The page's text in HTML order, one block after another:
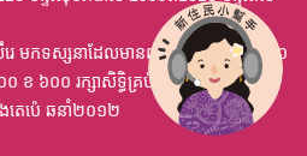
េ មកទស្សនាដែលមានពុម្ព ឈុតឦលើស ៤,០
ខ ៦០០ រក្សាសិទ្ធិគ្រប់យ៉ាង
េប៉េ ឆនាំ២០១២